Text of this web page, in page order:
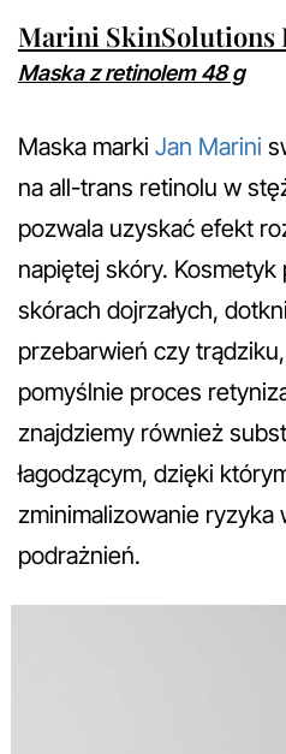
Marini SkinSolutions
Maska z retinolem 48 g
Maska marki Jan Marini
na all-trans retinolu w
pozwala uzyskać efekt
napiętej skóry.
skórach dojrzałych,
przebarwień czy
pomyślnie proces
znajdziemy również
łagodzącym, dzięki
zminimalizowanie ryzyka
podrażnień.